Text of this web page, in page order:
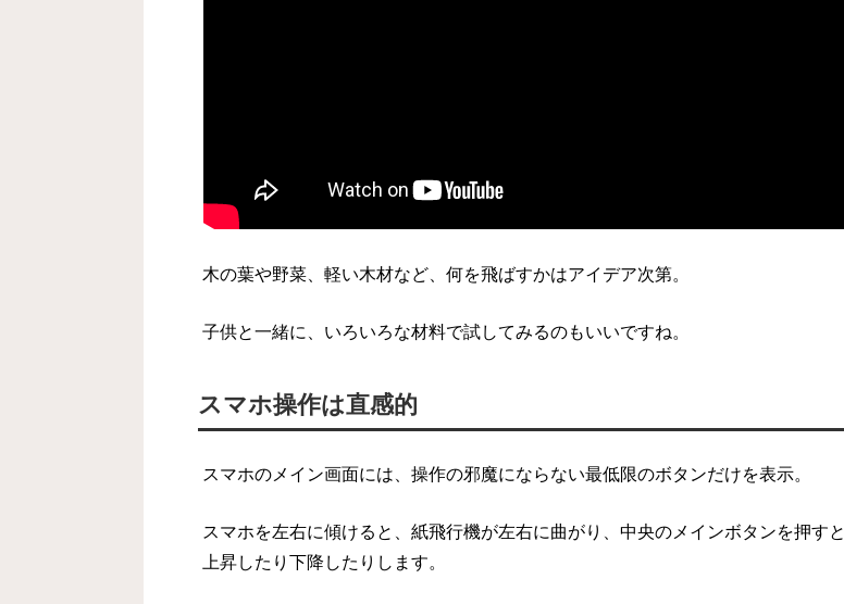
木の葉や野菜、軽い木材など、何を飛ばすかはアイデア次第。
子供と一緒に、いろいろな材料で試してみるのもいいですね。
スマホ操作は直感的
スマホのメイン画面には、操作の邪魔にならない最低限のボタンだけを表示。
スマホを左右に傾けると、紙飛行機が左右に曲がり、中央のメインボタンを押すと
上昇したり下降したりします。